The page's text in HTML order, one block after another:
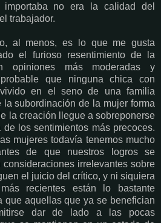
no era la calidad del
trabajador.
al menos, es lo que me gusta
el furioso resentimiento de la
opiniones más moderadas y
que ninguna chica con
en el seno de una familia
subordinación de la mujer forma
la creación llegue a sobreponerse
los sentimientos más precoces.
mujeres todavía tenemos mucho
de que nuestros logros se
irrelevantes sobre
el juicio del crítico, y ni siquiera
recientes están lo bastante
que aquellas que ya se benefician
dar de lado a las pocas